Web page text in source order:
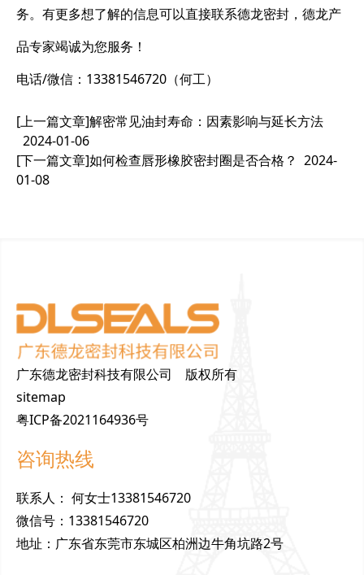
务。有更多想了解的信息可以直接联系德龙密封，德龙产
品专家竭诚为您服务！
电话/微信：13381546720（何工）
[上一篇文章]解密常见油封寿命：因素影响与延长方法
2024-01-06
[下一篇文章]如何检查唇形橡胶密封圈是否合格？ 2024-
01-08
广东德龙密封科技有限公司 版权所有
sitemap
粤ICP备2021164936号
咨询热线
联系人 ： 何女士13381546720
微信号 ： 13381546720
地址 ： 广东省东莞市东城区柏洲边牛角坑路2号